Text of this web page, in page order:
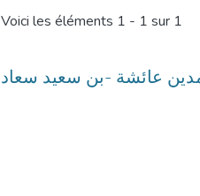
Voici les éléments 1 - 1 sur 1
عائشة -بن سعيد سعاد